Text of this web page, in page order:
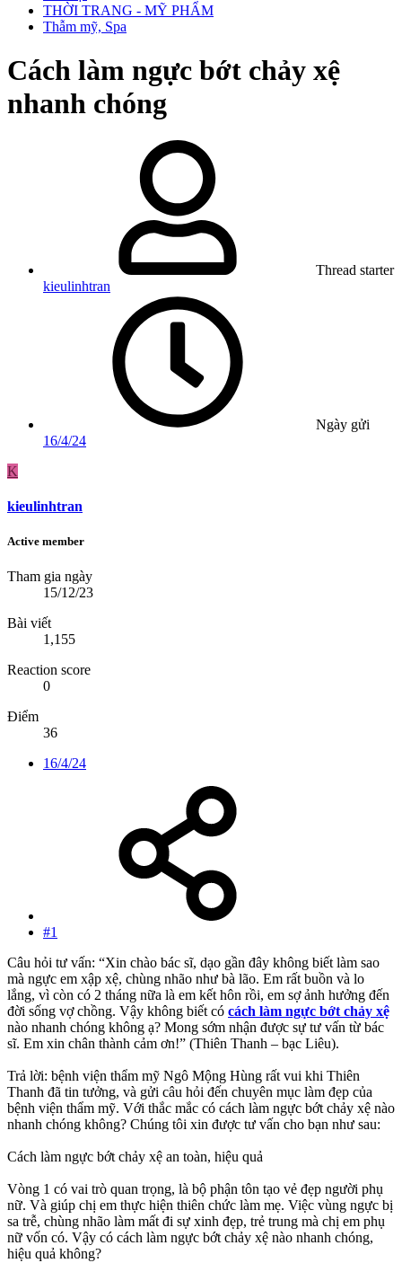
THỜI TRANG - MỸ PHẨM
Thẫm mỹ, Spa
Cách làm ngực bớt chảy xệ
nhanh chóng
Thread starter
kieulinhtran
Ngày gửi
16/4/24
K
kieulinhtran
Active member
Tham gia ngày
15/12/23
Bài viết
1,155
Reaction score
0
Điểm
36
16/4/24
#1
Câu hỏi tư vấn: “Xin chào bác sĩ, dạo gần đây không biết làm sao
mà ngực em xập xệ, chùng nhão như bà lão. Em rất buồn và lo
lắng, vì còn có 2 tháng nữa là em kết hôn rồi, em sợ ảnh hưởng đến
đời sống vợ chồng. Vậy không biết có cách làm ngực bớt chảy xệ
nào nhanh chóng không ạ? Mong sớm nhận được sự tư vấn từ bác
sĩ. Em xin chân thành cảm ơn!” (Thiên Thanh – bạc Liêu).
Trả lời: bệnh viện thẩm mỹ Ngô Mộng Hùng rất vui khi Thiên
Thanh đã tin tưởng, và gửi câu hỏi đến chuyên mục làm đẹp của
bệnh viện thẩm mỹ. Với thắc mắc có cách làm ngực bớt chảy xệ nào
nhanh chóng không? Chúng tôi xin được tư vấn cho bạn như sau:
Cách làm ngực bớt chảy xệ an toàn, hiệu quả
Vòng 1 có vai trò quan trọng, là bộ phận tôn tạo vẻ đẹp người phụ
nữ. Và giúp chị em thực hiện thiên chức làm mẹ. Việc vùng ngực bị
sa trễ, chùng nhão làm mất đi sự xinh đẹp, trẻ trung mà chị em phụ
nữ vốn có. Vậy có cách làm ngực bớt chảy xệ nào nhanh chóng,
hiệu quả không?